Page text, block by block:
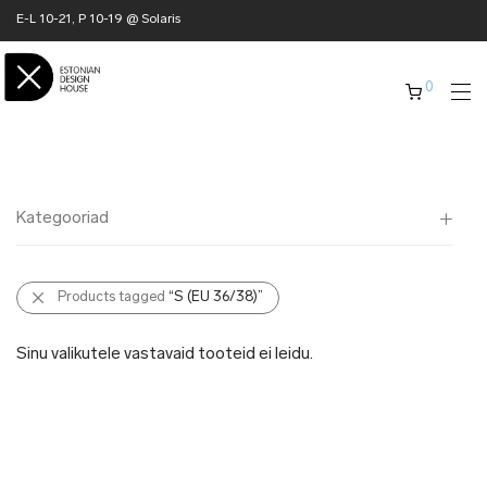
E-L 10-21, P 10-19 @ Solaris
0
Kategooriad
Kõik
✖ KODU
Products tagged “S (EU 36/38)”
Sinu valikutele vastavaid tooteid ei leidu.